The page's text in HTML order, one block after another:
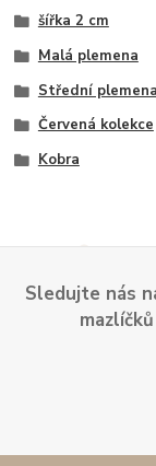
šířka 2 cm
Malá plemena
Střední plemena
Červená kolekce
Kobra
Sledujte nás